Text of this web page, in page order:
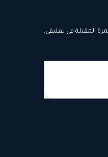
المقبلة في تعليقي.